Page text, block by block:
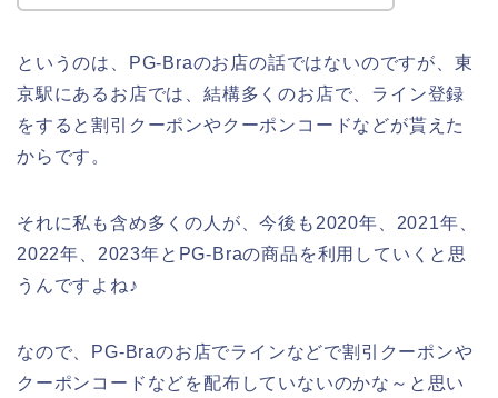
というのは、PG-Braのお店の話ではないのですが、東
京駅にあるお店では、結構多くのお店で、ライン登録
をすると割引クーポンやクーポンコードなどが貰えた
からです。
それに私も含め多くの人が、今後も2020年、2021年、
2022年、2023年とPG-Braの商品を利用していくと思
うんですよね♪
なので、PG-Braのお店でラインなどで割引クーポンや
クーポンコードなどを配布していないのかな～と思い